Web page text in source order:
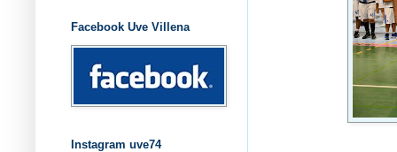
Facebook Uve Villena
Instagram uve74